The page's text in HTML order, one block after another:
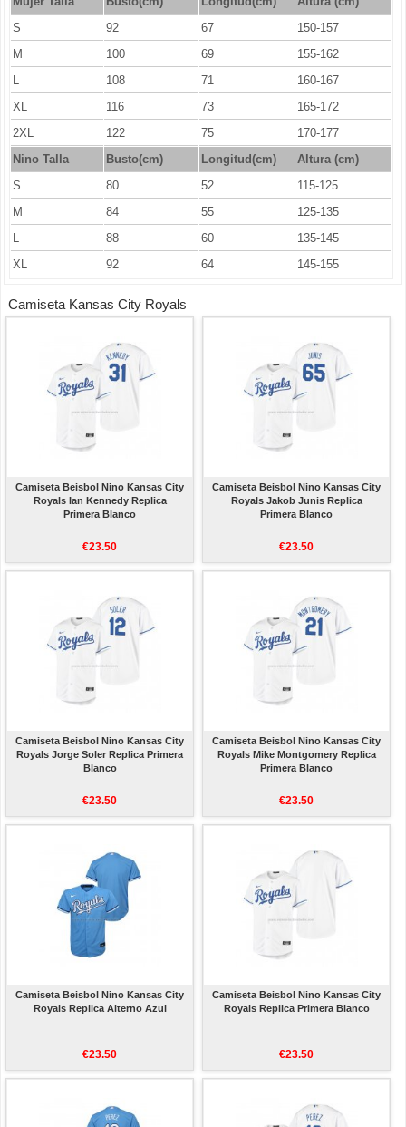
S
92 67
150-157
M
100 69
155-162
L
108 71
160-167
XL
116 73
165-172
2XL
122 75
170-177
Nino Talla
Busto(cm) Longitud(cm)
Altura (cm)
S
80 52
115-125
M
84 55
125-135
L
88 60
135-145
XL
92 64 145-155
Camiseta Kansas City Royals
Camiseta Beisbol Nino Kansas City
Royals Ian Kennedy Replica
Primera Blanco
€23.50
Camiseta Beisbol Nino Kansas City
Royals Jakob Junis Replica
Primera Blanco
€23.50
Camiseta Beisbol Nino Kansas City
Royals Jorge Soler Replica Primera
Blanco
€23.50
Camiseta Beisbol Nino Kansas City
Royals Mike Montgomery Replica
Primera Blanco
€23.50
Camiseta Beisbol Nino Kansas City
Royals Replica Alterno Azul
€23.50
Camiseta Beisbol Nino Kansas City
Royals Replica Primera Blanco
€23.50